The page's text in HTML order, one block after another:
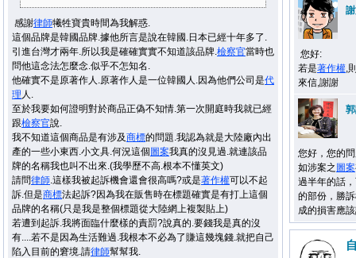
感謝律師犧牲寶貴時間為我解惑.
這個品牌是韓國品牌.據他所言是說在韓國.日本已經十年多了.
引進台灣才兩年.所以我是確確實實不知道該品牌.檢察官當時也
問他這念法怎麼念.似乎不怎知名.
他確實不是原著作人.原著作人是一位韓國人.因為他們公司是代
理 人.
至於我要如何證明對於商品正偽不知情.第一次開庭時我就已經
跟檢察官說.
我不知道這個商品是有涉及商標的問題.我認為就是大陸廠內出
產的一些小東西.小文具.何況這個 圖案我真的沒見過.就連該品
牌的名稱我也叫不出來.(我學歷不高.根本不懂英文)
請問律師.這樣我被起訴機會還會很高嗎?或是著作權可以不起
訴.但是商標法起訴?因為我在販售時在標題確實是有打上這個
品牌的名稱(只是我是整個標題從大陸網上複製貼上)
若遭到起訴.我將面臨什麼樣的責罰?說真的.要錢我是真的沒
有....若不是因為生活難過.我根本不必為了賺這幾塊錢.就把自己
陷入目前的窘境.請律師幫幫我.
您好:
若是著作權,
來信,謝謝
您好，您的
如涉案之 圖案
過半年的話
的部份，勝
成的損害應